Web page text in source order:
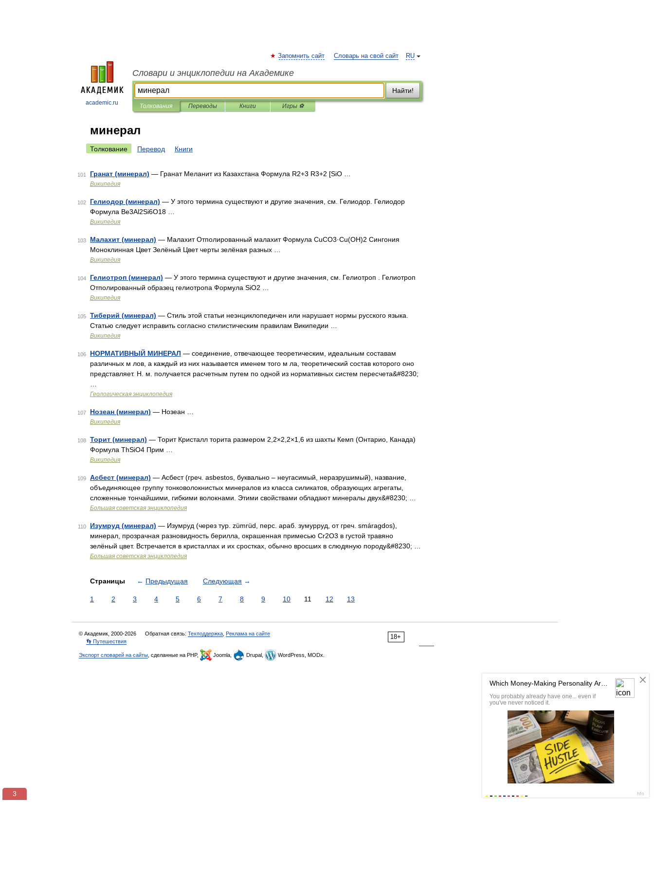
academic.ru
RU
Запомнить сайт Словарь на свой сайт
Словари и энциклопедии на Академике
Найти!
Толкования Переводы Книги Игры ⚽
минерал
Толкование Перевод Книги
101 Гранат (минерал) — Гранат Меланит из Казахстана Формула R2+3 R3+2 [SiO …
Википедия
102 Гелиодор (минерал) — У этого термина существуют и другие значения, см. Гелиодор. Гелиодор
Формула Be3Al2Si6O18 …
Википедия
103 Малахит (минерал) — Малахит Отполированный малахит Формула CuCO3·Сu(ОН)2 Сингония
Моноклинная Цвет Зелёный Цвет черты зелёная разных …
Википедия
104 Гелиотроп (минерал) — У этого термина существуют и другие значения, см. Гелиотроп . Гелиотроп
Отполированный образец гелиотропа Формула SiO2 …
Википедия
105 Тиберий (минерал) — Стиль этой статьи неэнциклопедичен или нарушает нормы русского языка.
Статью следует исправить согласно стилистическим правилам Википедии …
Википедия
106 НОРМАТИВНЫЙ МИНЕРАЛ — соединение, отвечающее теоретическим, идеальным составам
различных м лов, а каждый из них называется именем того м ла, теоретический состав которого оно
представляет. Н. м. получается расчетным путем по одной из нормативных систем пересчета&#8230;
Геологическая энциклопедия
107 Нозеан (минерал) — Нозеан …
Википедия
108 Торит (минерал) — Торит Кристалл торита размером 2,2×2,2×1,6 из шахты Кемп (Онтарио, Канада)
Формула ThSiO4 Прим …
Википедия
109 Асбест (минерал) — Асбест (греч. asbestos, буквально ‒ неугасимый, неразрушимый), название,
объединяющее группу тонковолокнистых минералов из класса силикатов, образующих агрегаты,
сложенные тончайшими, гибкими волокнами. Этими свойствами обладают минералы двух&#8230; …
Большая советская энциклопедия
110 Изумруд (минерал) — Изумруд (через тур. zümrüd, перс. араб. зумурруд, от греч. smáragdos),
минерал, прозрачная разновидность берилла, окрашенная примесью Cr2O3 в густой травяно
зелёный цвет. Встречается в кристаллах и их сростках, обычно вросших в слюдяную породу&#8230; …
Большая советская энциклопедия
Страницы ← Предыдущая Следующая →
1 2 3 4 5 6 7 8 9 10 11 12 13
18+
© Академик, 2000-2026 Обратная связь: Техподдержка Реклама на сайте
👣 Путешествия
Экспорт словарей на сайты , сделанные на PHP, Joomla, Drupal, WordPress, MODx.
3